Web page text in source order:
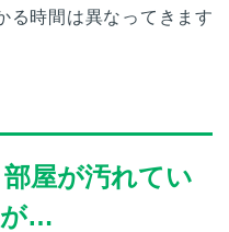
る時間は異なってきます
屋が汚れてい
が…